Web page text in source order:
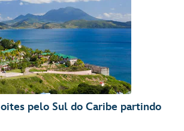
pelo Sul do Caribe partindo